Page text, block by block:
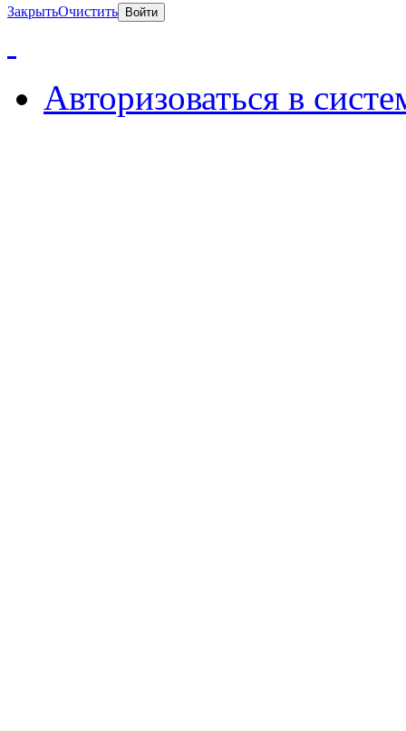
ЗакрытьОчистить
Авторизоваться в